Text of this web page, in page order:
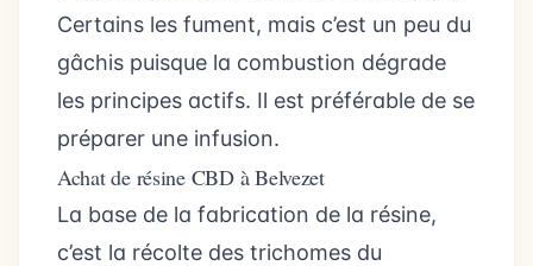
Certains les fument, mais c’est un peu du
gâchis puisque la combustion dégrade
les principes actifs. Il est préférable de se
préparer une infusion.
Achat de résine CBD à Belvezet
La base de la fabrication de la résine,
c’est la récolte des trichomes du